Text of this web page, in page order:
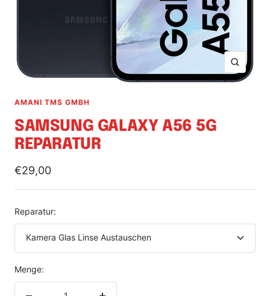
Zoom
AMANI TMS GMBH
SAMSUNG GALAXY A56 5G
REPARATUR
Angebotspreis
€29,00
Reparatur:
Kamera Glas Linse Austauschen
Menge: